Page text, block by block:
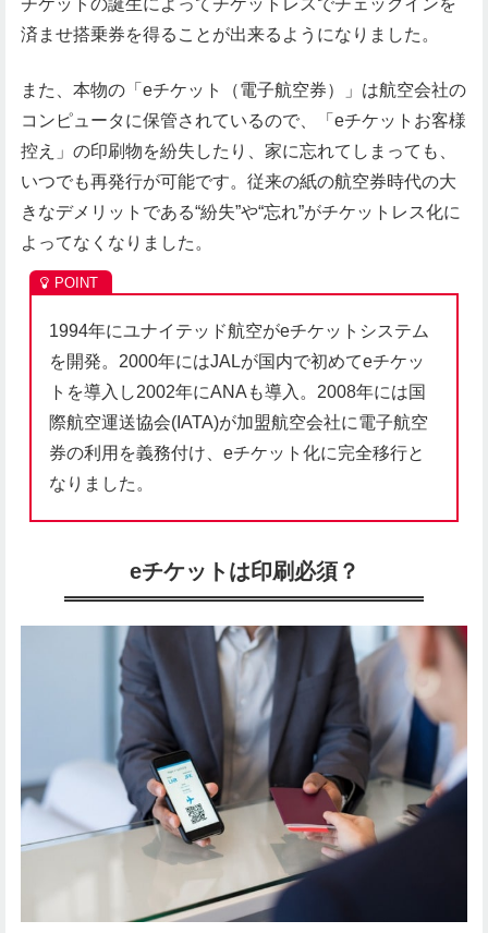
チケットの誕生によってチケットレスでチェックインを
済ませ搭乗券を得ることが出来るようになりました。
また、本物の「eチケット（電子航空券）」は航空会社の
コンピュータに保管されているので、「eチケットお客様
控え」の印刷物を紛失したり、家に忘れてしまっても、
いつでも再発行が可能です。従来の紙の航空券時代の大
きなデメリットである“紛失”や“忘れ”がチケットレス化に
よってなくなりました。
1994年にユナイテッド航空がeチケットシステム
を開発。2000年にはJALが国内で初めてeチケッ
トを導入し2002年にANAも導入。2008年には国
際航空運送協会(IATA)が加盟航空会社に電子航空
券の利用を義務付け、eチケット化に完全移行と
なりました。
eチケットは印刷必須？